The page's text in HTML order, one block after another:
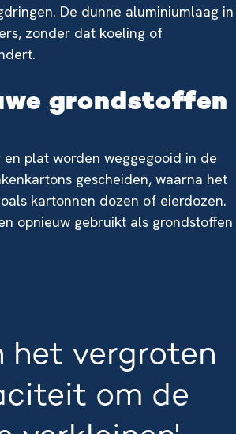
De dunne aluminiumlaag in
zonder dat koeling of
grondstoffen
plat worden weggegooid in de
gescheiden, waarna het
kartonnen dozen of eierdozen.
opnieuw gebruikt als grondstoffen
het vergroten
om de